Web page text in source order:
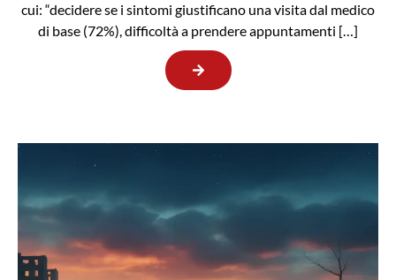
cui: “decidere se i sintomi giustificano una visita dal medico
di base (72%), difficoltà a prendere appuntamenti […]